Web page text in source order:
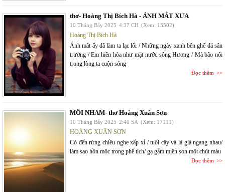
thơ- Hoàng Thị Bích Hà - ÁNH MẮT XƯA
10 Tháng Bảy 2025 4:37 CH (Xem: 13502)
Hoàng Thị Bích Hà
Ánh mắt ấy đã làm ta lạc lối / Những ngày xanh bên ghế đá sân
trường / Em hiền hòa như mặt nước sông Hương / Mà bão nổi
trong lòng ta cuộn sóng
Đọc thêm
MÔI NHAM- thơ Hoàng Xuân Sơn
10 Tháng Bảy 2025 2:40 SA (Xem: 17111)
HOÀNG XUÂN SƠN
Có đến rừng chiều nghe xấp xỉ / tuổi cây và lá già ngang nhau/
làm sao hồn mộc trong phế tích/ gạ gẫm miên son một chút màu
Đọc thêm